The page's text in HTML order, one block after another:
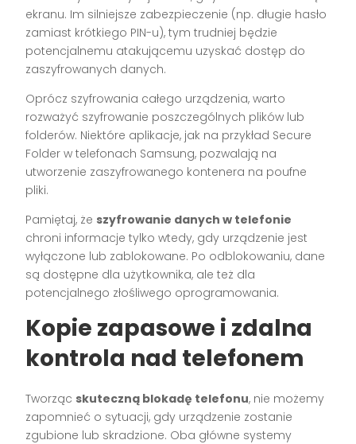
ekranu. Im silniejsze zabezpieczenie (np. długie hasło
zamiast krótkiego PIN-u), tym trudniej będzie
potencjalnemu atakującemu uzyskać dostęp do
zaszyfrowanych danych.
Oprócz szyfrowania całego urządzenia, warto
rozważyć szyfrowanie poszczególnych plików lub
folderów. Niektóre aplikacje, jak na przykład Secure
Folder w telefonach Samsung, pozwalają na
utworzenie zaszyfrowanego kontenera na poufne
pliki.
Pamiętaj, że szyfrowanie danych w telefonie
chroni informacje tylko wtedy, gdy urządzenie jest
wyłączone lub zablokowane. Po odblokowaniu, dane
są dostępne dla użytkownika, ale też dla
potencjalnego złośliwego oprogramowania.
Kopie zapasowe i zdalna
kontrola nad telefonem
Tworząc skuteczną blokadę telefonu, nie możemy
zapomnieć o sytuacji, gdy urządzenie zostanie
zgubione lub skradzione. Oba główne systemy